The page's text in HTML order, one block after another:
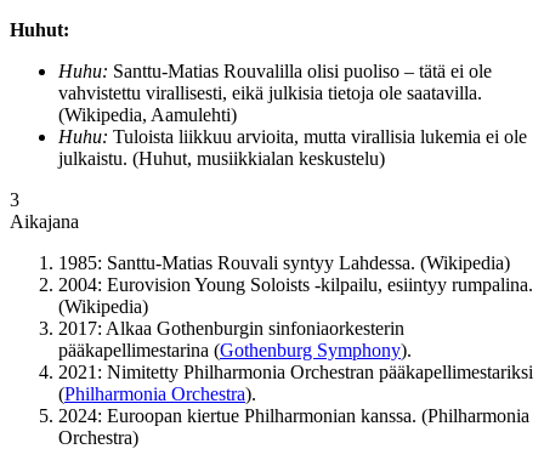
Huhut:
Huhu: Santtu-Matias Rouvalilla olisi puoliso – tätä ei ole
vahvistettu virallisesti, eikä julkisia tietoja ole saatavilla.
(Wikipedia, Aamulehti)
Huhu: Tuloista liikkuu arvioita, mutta virallisia lukemia ei ole
julkaistu. (Huhut, musiikkialan keskustelu)
3
Aikajana
1985: Santtu-Matias Rouvali syntyy Lahdessa. (Wikipedia)
2004: Eurovision Young Soloists -kilpailu, esiintyy rumpalina.
(Wikipedia)
2017: Alkaa Gothenburgin sinfoniaorkesterin
pääkapellimestarina (Gothenburg Symphony).
2021 : Nimitetty Philharmonia Orchestran pääkapellimestariksi
(Philharmonia Orchestra).
2024: Euroopan kiertue Philharmonian kanssa. (Philharmonia
Orchestra)